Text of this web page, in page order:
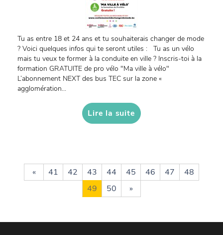
Tu as entre 18 et 24 ans et tu souhaiterais changer de mode
? Voici quelques infos qui te seront utiles : Tu as un vélo
mais tu veux te former à la conduite en ville ? Inscris-toi à la
formation GRATUITE de pro vélo "Ma ville à vélo"
L’abonnement NEXT des bus TEC sur la zone «
agglomération...
Lire la suite
« 41 42 43 44 45 46 47
48
49
50 »